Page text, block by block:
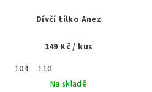
Dívčí tílko Anez
149 Kč/ kus
104
110
Na skladě